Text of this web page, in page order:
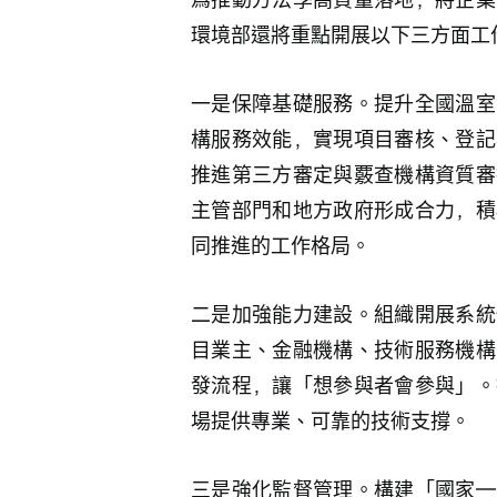
環境部還將重點開展以下三方面工
一是保障基礎服務。提升全國溫
構服務效能，實現項目審核、登
推進第三方審定與覈查機構資質
主管部門和地方政府形成合力，
同推進的工作格局。
二是加強能力建設。組織開展系
目業主、金融機構、技術服務機
發流程，讓「想參與者會參與」
場提供專業、可靠的技術支撐。
三是強化監督管理。構建「國家